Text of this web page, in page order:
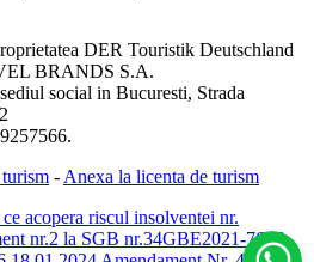
DER Touristik Deutschland
BRANDS S.A.
social in Bucuresti, Strada
- Anexa la licenta de turism
acopera riscul insolventei nr.
nr.2 la SGB nr.34GBE2021-7616